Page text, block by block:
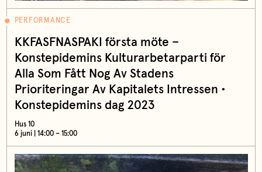
PERFORMANCE
KKFASFNASPAKI första möte –
Konstepidemins Kulturarbetarparti för
Alla Som Fått Nog Av Stadens
Prioriteringar Av Kapitalets Intressen •
Konstepidemins dag 2023
Hus 10
6 juni | 14:00 – 15:00